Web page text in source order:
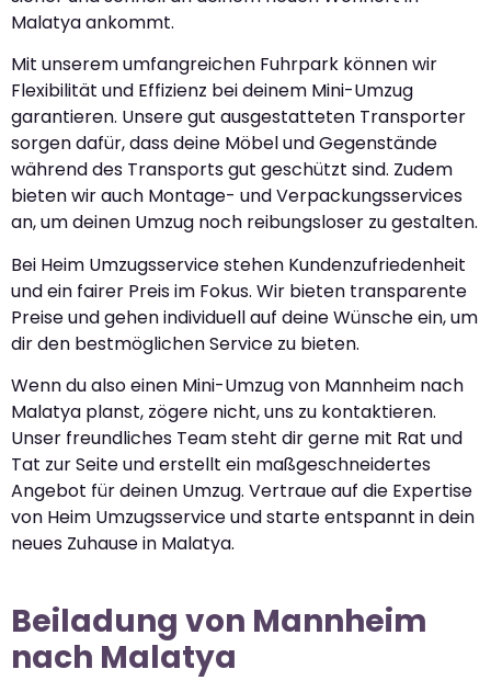
Malatya ankommt.
Mit unserem umfangreichen Fuhrpark können wir
Flexibilität und Effizienz bei deinem Mini-Umzug
garantieren. Unsere gut ausgestatteten Transporter
sorgen dafür, dass deine Möbel und Gegenstände
während des Transports gut geschützt sind. Zudem
bieten wir auch Montage- und Verpackungsservices
an, um deinen Umzug noch reibungsloser zu gestalten.
Bei Heim Umzugsservice stehen Kundenzufriedenheit
und ein fairer Preis im Fokus. Wir bieten transparente
Preise und gehen individuell auf deine Wünsche ein, um
dir den bestmöglichen Service zu bieten.
Wenn du also einen Mini-Umzug von Mannheim nach
Malatya planst, zögere nicht, uns zu kontaktieren.
Unser freundliches Team steht dir gerne mit Rat und
Tat zur Seite und erstellt ein maßgeschneidertes
Angebot für deinen Umzug. Vertraue auf die Expertise
von Heim Umzugsservice und starte entspannt in dein
neues Zuhause in Malatya.
Beiladung von Mannheim
nach Malatya